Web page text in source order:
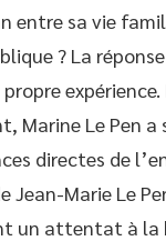
entre sa vie
? La
expérience.
Marine Le Pen a
directes de
Jean-Marie Le
un attentat à la